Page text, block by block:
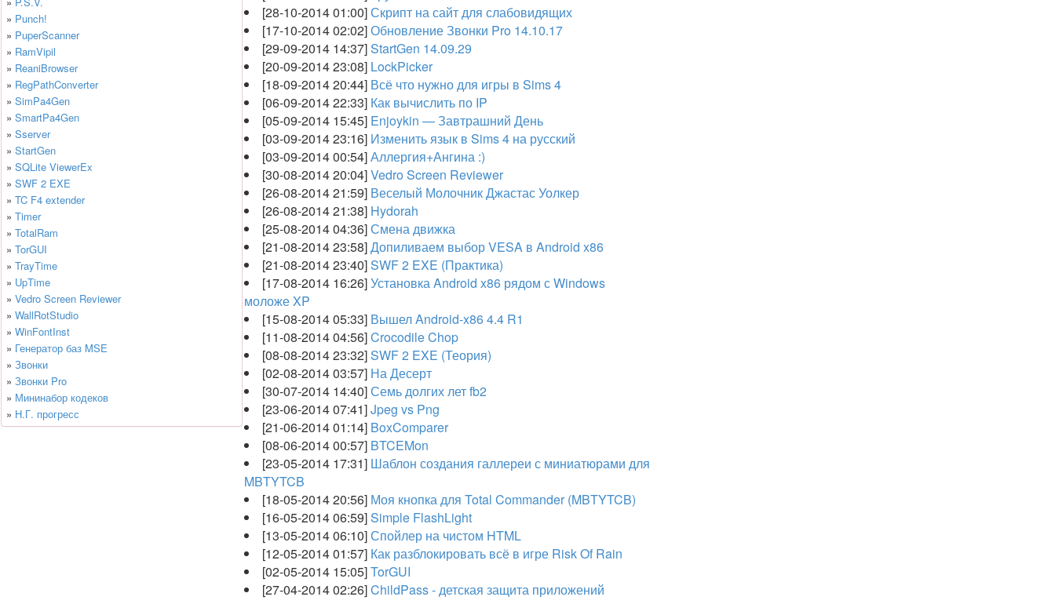
» Punch!
» PuperScanner
» RamVipil
» ReaniBrowser
» RegPathConverter
» SimPa4Gen
» SmartPa4Gen
» Sserver
» StartGen
» SQLite ViewerEx
» SWF 2 EXE
» TC F4 extender
» Timer
» TotalRam
» TorGUI
» TrayTime
» UpTime
» Vedro Screen Reviewer
» WallRotStudio
» WinFontInst
» Генератор баз MSE
» Звонки
» Звонки Pro
» Мининабор кодеков
» Н.Г. прогресс
[28-10-2014 01:00]Скрипт на сайт для слабовидящих
[17-10-2014 02:02]Обновление Звонки Pro 14.10.17
[29-09-2014 14:37]StartGen 14.09.29
[20-09-2014 23:08] LockPicker
[18-09-2014 20:44] Всё что нужно для игры в Sims 4
[06-09-2014 22:33] Как вычислить по IP
[05-09-2014 15:45] Enjoykin — Завтрашний День
[03-09-2014 23:16] Изменить язык в Sims 4 на русский
[03-09-2014 00:54]Аллергия+Ангина :)
[30-08-2014 20:04]Vedro Screen Reviewer
[26-08-2014 21:59] Веселый Молочник Джастас Уолкер
[26-08-2014 21:38] Hydorah
[25-08-2014 04:36]Смена движка
[21-08-2014 23:58]Допиливаем выбор VESA в Android x86
[21-08-2014 23:40]SWF 2 EXE (Практика)
[17-08-2014 16:26]Установка Android x86 рядом с Windows
моложе XP
[15-08-2014 05:33] Вышел Android-x86 4.4 R1
[11-08-2014 04:56]Crocodile Chop
[08-08-2014 23:32]SWF 2 EXE (Теория)
[02-08-2014 03:57] На Десерт
[30-07-2014 14:40]Семь долгих лет fb2
[23-06-2014 07:41]Jpeg vs Png
[21-06-2014 01:14] BoxComparer
[08-06-2014 00:57] BTCEMon
[23-05-2014 17:31] Шаблон создания галлереи с миниатюрами для
MBTYTCB
[18-05-2014 20:56] Моя кнопка для Total Commander (MBTYTCB)
[16-05-2014 06:59]Simple FlashLight
[13-05-2014 06:10]Спойлер на чистом HTML
[12-05-2014 01:57] Как разблокировать всё в игре Risk Of Rain
[02-05-2014 15:05]TorGUI
[27-04-2014 02:26]ChildPass - детская защита приложений